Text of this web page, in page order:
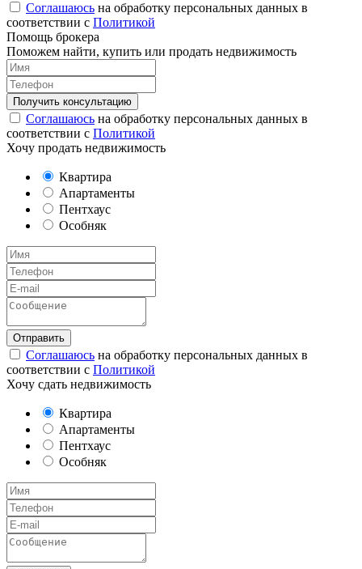
Соглашаюсь на обработку персональных данных в
соответствии с Политикой
Помощь брокера
Поможем найти, купить или продать недвижимость
Соглашаюсь на обработку персональных данных в
соответствии с Политикой
Хочу продать недвижимость
Квартира
Апартаменты
Пентхаус
Особняк
Соглашаюсь на обработку персональных данных в
соответствии с Политикой
Хочу сдать недвижимость
Квартира
Апартаменты
Пентхаус
Особняк